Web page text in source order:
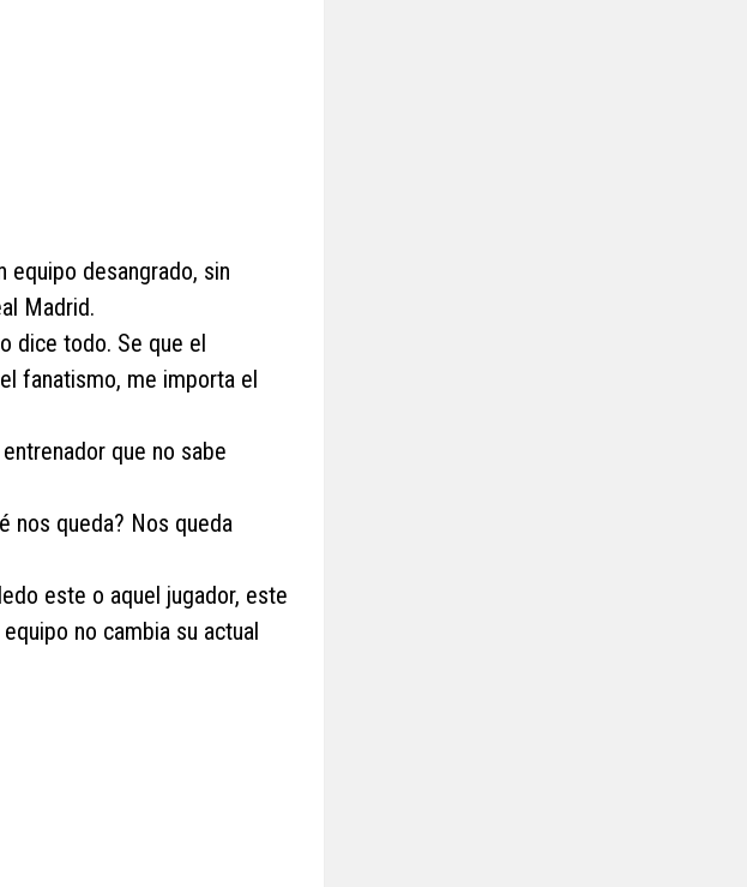
equipo desangrado, sin
Madrid.
dice todo. Se que el
fanatismo, me importa el
que no sabe
nos queda? Nos queda
este o aquel jugador, este
no cambia su actual